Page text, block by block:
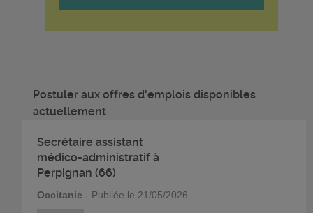
Postuler aux offres d'emplois disponibles
actuellement
Secrétaire assistant
médico-administratif à
Perpignan (66)
Occitanie - Publiée le 21/05/2026